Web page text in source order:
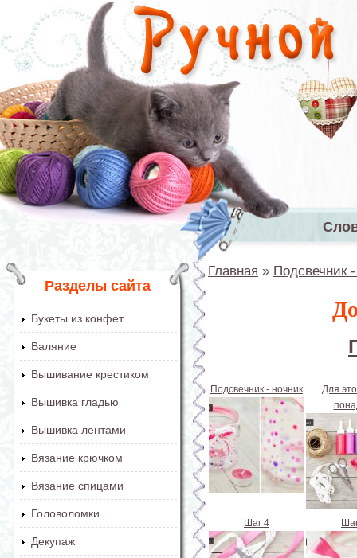
Перейти к основному содержанию
Главное
Разделы сайта
Букеты из конфет
Валяние
Вышивание крестиком
Вышивка гладью
Вышивка лентами
Вязание крючком
Вязание спицами
Головоломки
Декупаж
Главная » Подсвечник
Подсвечник - ночник
Для
Шаг 4